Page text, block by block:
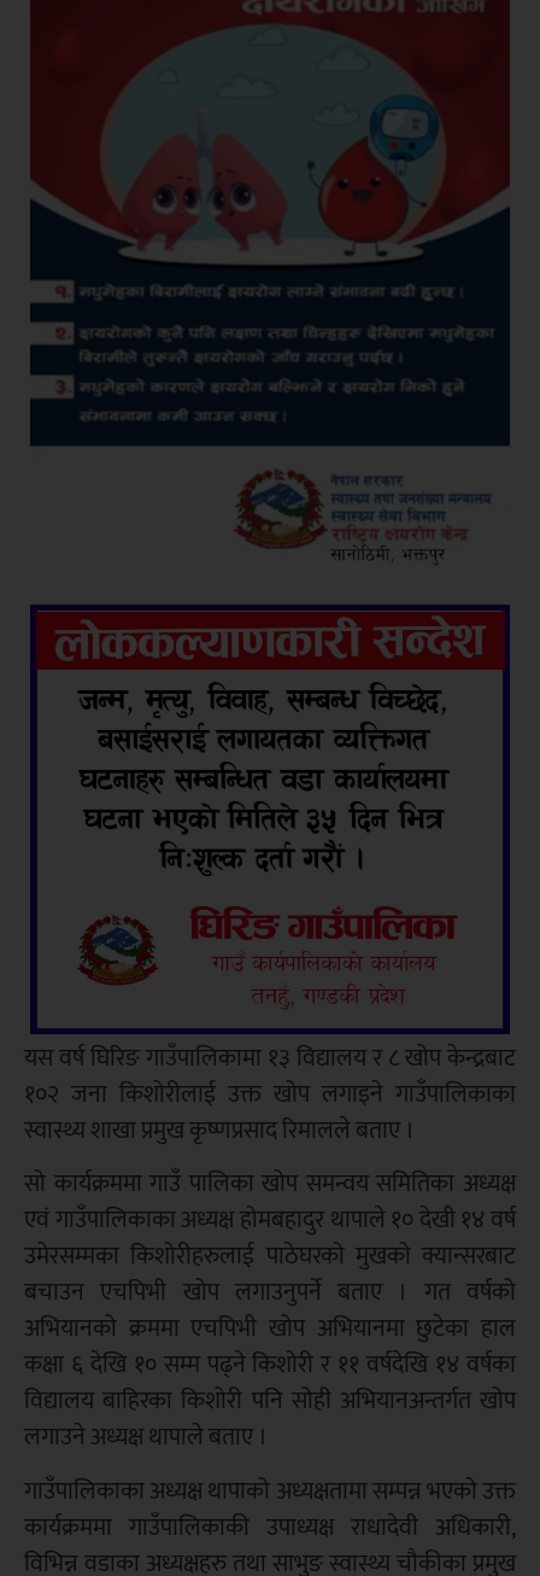
यस वर्ष घिरिङ गाउँपालिकामा १३ विद्यालय र ८ खोप केन्द्रबाट
१०२ जना किशोरीलाई उक्त खोप लगाइने गाउँपालिकाका
स्वास्थ्य शाखा प्रमुख कृष्णप्रसाद रिमालले बताए ।
सो कार्यक्रममा गाउँ पालिका खोप समन्वय समितिका अध्यक्ष
एवं गाउँपालिकाका अध्यक्ष होमबहादुर थापाले १० देखी १४ वर्ष
उमेरसम्मका किशोरीहरुलाई पाठेघरको मुखको क्यान्सरबाट
बचाउन एचपिभी खोप लगाउनुपर्ने बताए । गत वर्षको
अभियानको क्रममा एचपिभी खोप अभियानमा छुटेका हाल
कक्षा ६ देखि १० सम्म पढ्ने किशोरी र ११ वर्षदेखि १४ वर्षका
विद्यालय बाहिरका किशोरी पनि सोही अभियानअन्तर्गत खोप
लगाउने अध्यक्ष थापाले बताए ।
गाउँपालिकाका अध्यक्ष थापाको अध्यक्षतामा सम्पन्न भएको उक्त
कार्यक्रममा गाउँपालिकाकी उपाध्यक्ष राधादेवी अधिकारी,
विभिन्न वडाका अध्यक्षहरु तथा साभुङ स्वास्थ्य चौकीका प्रमुख